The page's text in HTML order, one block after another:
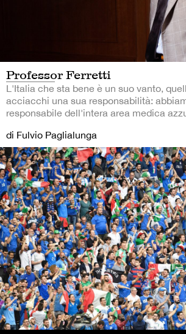
Professor Ferretti
L'Italia che sta bene è un suo vanto,
acciacchi una sua responsabilità:
responsabile dell'intera area medica
di Fulvio Paglialunga